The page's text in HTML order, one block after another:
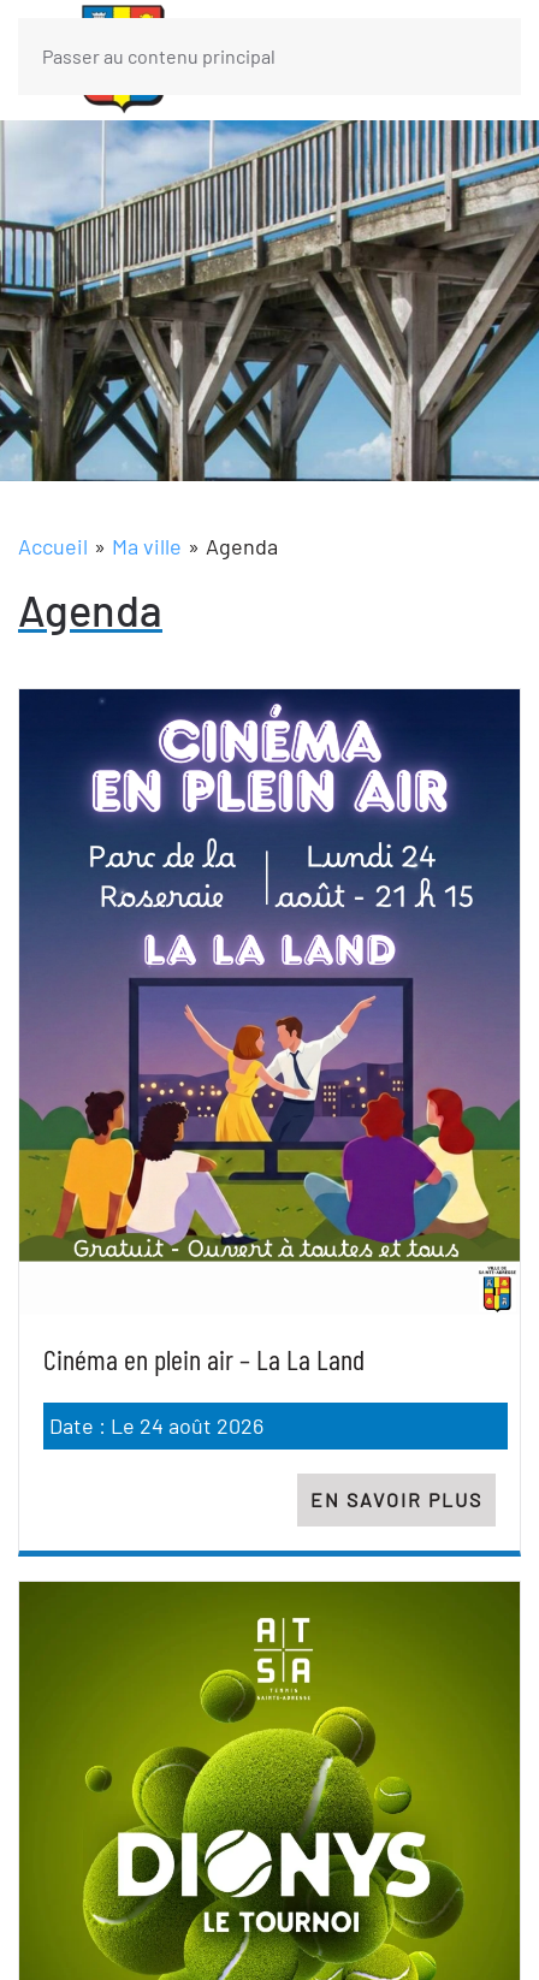
Passer au contenu principal
Accueil Ma ville Agenda
Agenda
Cinéma en plein air – La La Land
Date : Le 24 août 2026
EN SAVOIR PLUS